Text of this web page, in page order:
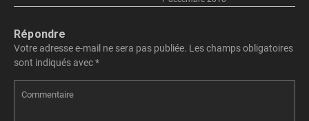
Répondre
Votre adresse e-mail ne sera pas publiée. Les champs obligatoires
sont indiqués avec*